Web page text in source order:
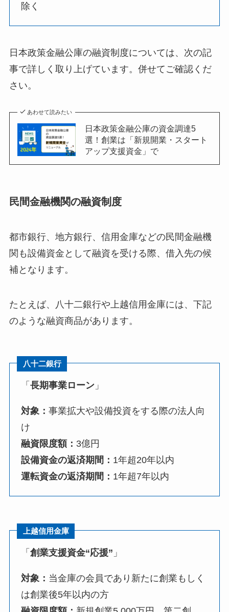
除く
日本政策金融公庫の融資制度については、次の記
事で詳しく取り上げています。併せてご確認くだ
さい。
あわせて読みたい
日本政策金融公庫の資金調達5
選！創業は「新規開業・スタート
アップ支援資金」で
民間金融機関の融資制度
都市銀行、地方銀行、信用金庫などの民間金融機
関も設備資金として融資を受ける際、借入先の候
補となります。
たとえば、八十二銀行や上越信用金庫には、下記
のような融資商品があります。
八十二銀行
「長期事業ローン 」
対象：事業拡大や設備投資をする際の法人向
け
融資限度額： 3億円
設備資金の返済期間： 1年超20年以内
運転資金の返済期間： 1年超7年以内
上越信用金庫
「創業支援資金“応援” 」
対象： 当金庫の会員であり新たに創業もしく
は創業後5年以内の方